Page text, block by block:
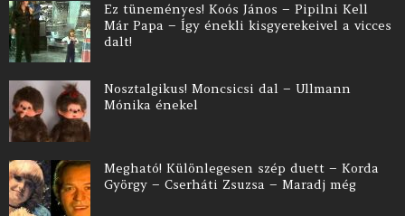
Ez tüneményes! Koós János – Pipilni Kell
Már Papa – Így énekli kisgyerekeivel a vicces
dalt!
Nosztalgikus! Moncsicsi dal – Ullmann
Mónika énekel
Megható! Különlegesen szép duett – Korda
György – Cserháti Zsuzsa – Maradj még